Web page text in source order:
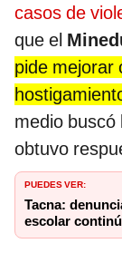
casos de
que el
pide mejorar
medio buscó
obtuvo
PUEDES VER:
Tacna:
escolar